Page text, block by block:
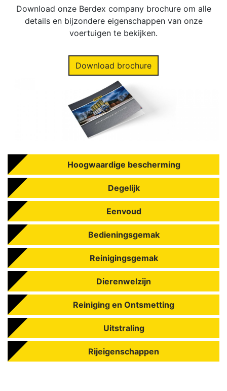
Download onze Berdex company brochure om alle
details en bijzondere eigenschappen van onze
voertuigen te bekijken.
Download brochure
Hoogwaardige bescherming
Degelijk
Eenvoud
Bedieningsgemak
Reinigingsgemak
Dierenwelzijn
Reiniging en Ontsmetting
Uitstraling
Rijeigenschappen